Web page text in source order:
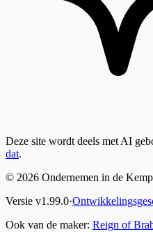
Deze site wordt deels met AI
dat.
© 2026 Ondernemen in de
Versie v1.99.0·
Ook van de maker: Reign of